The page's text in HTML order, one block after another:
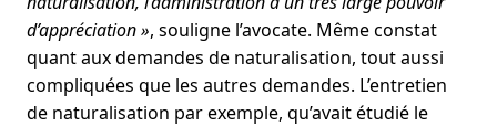
d’appréciation », souligne l’avocate. Même constat
quant aux demandes de naturalisation, tout aussi
compliquées que les autres demandes. L’entretien
de naturalisation par exemple, qu’avait étudié le